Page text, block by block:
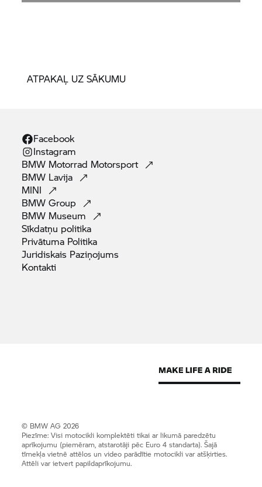
ATPAKAĻ UZ SĀKUMU
Facebook
Instagram
BMW Motorrad Motorsport
BMW Lavija
MINI
BMWGroup
BMW Museum
Sīkdatņu politika
Privātuma Politika
Juridiskais Paziņojums
Kontakti
© BMW AG 2026
Piezīme: Visi motocikli komplektēti tikai ar likumā paredzētu
aprīkojumu (piemēram, atstarotāji pēc Euro 4 standarta). Šajā
tīmekļa vietnē attēlos un video parādītie motocikli var atšķirties.
Attēli var ietvert papildaprīkojumu.